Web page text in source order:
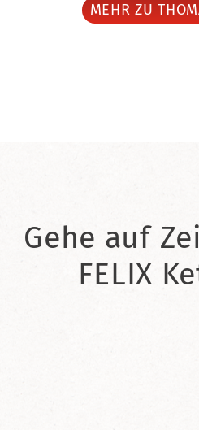
MEHR ZU
Gehe auf
FELIX